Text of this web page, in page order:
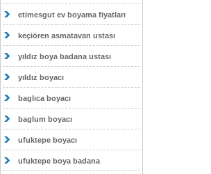
etimesgut ev boyama fiyatları
keçiören asmatavan ustası
yıldız boya badana ustası
yıldız boyacı
baglıca boyacı
baglum boyacı
ufuktepe boyacı
ufuktepe boya badana